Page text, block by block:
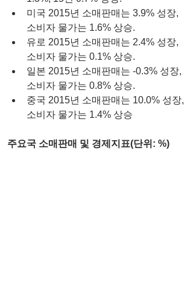
미국 2015년 소매판매는 3.9% 성장,
소비자 물가는 1.6% 상승.
유로 2015년 소매판매는 2.4% 성장,
소비자 물가는 0.1% 상승.
일본 2015년 소매판매는 -0.3% 성장,
소비자 물가는 0.8% 상승.
중국 2015년 소매판매는 10.0% 성장,
소비자 물가는 1.4% 상승
주요국 소매판매 및 경제지표(단위: %)